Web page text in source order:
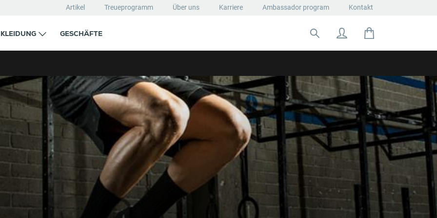
Artikel Treueprogramm Über uns Karriere Ambassador program Kontakt
KLEIDUNG GESCHÄFTE
Suche nach: